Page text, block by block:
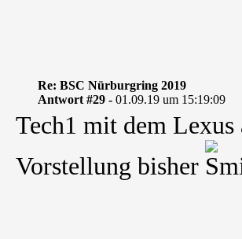
Re: BSC Nürburgring 2019
Antwort #29 - 01.09.19 um 15:19:09
Tech1 mit dem Lexus
Vorstellung bisher